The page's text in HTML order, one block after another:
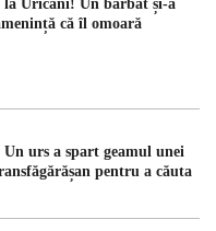
la Uricani! Un bărbat și-a
că îl omoară
Un urs a spart geamul unei
pentru a căuta